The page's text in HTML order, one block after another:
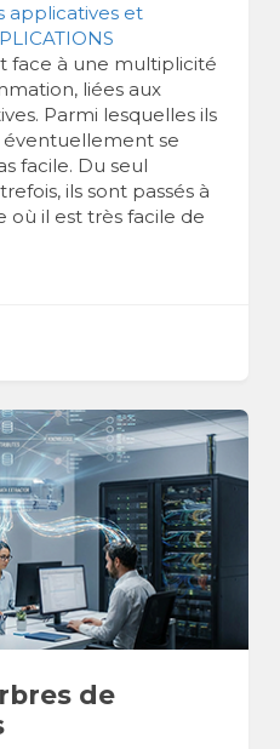
applicatives et
face à une multiplicité
liées aux
Parmi lesquelles ils
éventuellement se
facile. Du seul
ils sont passés à
où il est très facile de
de